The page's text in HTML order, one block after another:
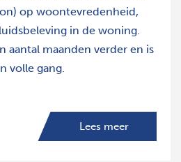
op woontevredenheid,
in de woning.
aantal maanden verder en is
volle gang.
Lees meer